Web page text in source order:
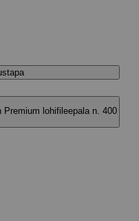
lohifileepala n. 400